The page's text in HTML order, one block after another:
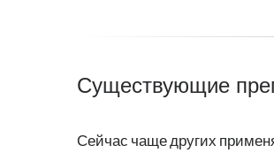
Существующие
Сейчас чаще других